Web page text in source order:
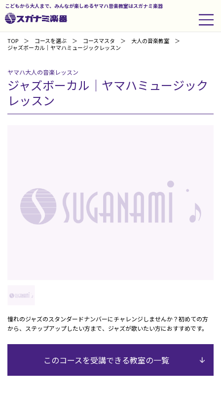
こどもから大人まで、みんなが楽しめるヤマハ音楽教室はスガナミ楽器
TOP コースを選ぶ コースマスタ
大人の音楽教室
ジャズボーカル｜ヤマハミュージックレッスン
ヤマハ大人の音楽レッスン
ジャズボーカル｜ヤマハミュージック
レッスン
憧れのジャズのスタンダードナンバーにチャレンジしませんか？初めての方
から、ステップアップしたい方まで、ジャズが歌いたい方におすすめです。
このコースを受講できる教室の一覧